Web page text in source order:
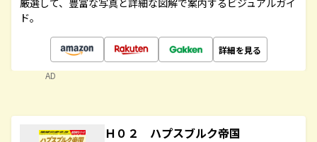
厳選して、豊富な写真と詳細な図解で案内するビジュアルガイ
ド。
詳細を見る
AD
Ｈ０２ ハプスブルク帝国